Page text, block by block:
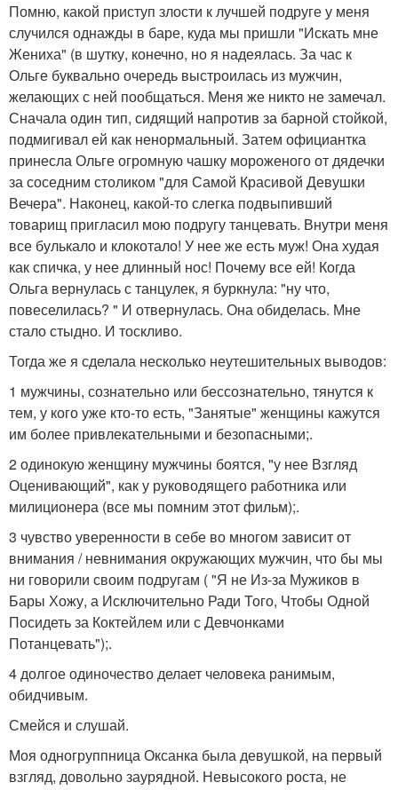
Помню, какой приступ злости к лучшей подруге у меня
случился однажды в баре, куда мы пришли "Искать мне
Жениха" (в шутку, конечно, но я надеялась. За час к
Ольге буквально очередь выстроилась из мужчин,
желающих с ней пообщаться. Меня же никто не замечал.
Сначала один тип, сидящий напротив за барной стойкой,
подмигивал ей как ненормальный. Затем официантка
принесла Ольге огромную чашку мороженого от дядечки
за соседним столиком "для Самой Красивой Девушки
Вечера". Наконец, какой-то слегка подвыпивший
товарищ пригласил мою подругу танцевать. Внутри меня
все булькало и клокотало! У нее же есть муж! Она худая
как спичка, у нее длинный нос! Почему все ей! Когда
Ольга вернулась с танцулек, я буркнула: "ну что,
повеселилась? " И отвернулась. Она обиделась. Мне
стало стыдно. И тоскливо.
Тогда же я сделала несколько неутешительных выводов:
1 мужчины, сознательно или бессознательно, тянутся к
тем, у кого уже кто-то есть, "Занятые" женщины кажутся
им более привлекательными и безопасными;.
2 одинокую женщину мужчины боятся, "у нее Взгляд
Оценивающий", как у руководящего работника или
милиционера (все мы помним этот фильм);.
3 чувство уверенности в себе во многом зависит от
внимания / невнимания окружающих мужчин, что бы мы
ни говорили своим подругам ( "Я не Из-за Мужиков в
Бары Хожу, а Исключительно Ради Того, Чтобы Одной
Посидеть за Коктейлем или с Девчонками
Потанцевать");.
4 долгое одиночество делает человека ранимым,
обидчивым.
Смейся и слушай.
Моя одногруппница Оксанка была девушкой, на первый
взгляд, довольно заурядной. Невысокого роста, не